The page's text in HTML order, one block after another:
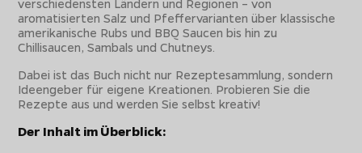
verschiedensten Ländern und Regionen – von
aromatisierten Salz und Pfeffervarianten über klassische
amerikanische Rubs und BBQ Saucen bis hin zu
Chillisaucen, Sambals und Chutneys.
Dabei ist das Buch nicht nur Rezeptesammlung, sondern
Ideengeber für eigene Kreationen. Probieren Sie die
Rezepte aus und werden Sie selbst kreativ!
Der Inhalt im Überblick: